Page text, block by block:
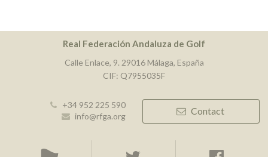
Real Federación Andaluza de Golf
Calle Enlace, 9. 29016 Málaga, España
CIF: Q7955035F
+34 952 225 590
info@rfga.org
Contact